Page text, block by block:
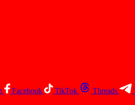
Facebook TikTok Threads